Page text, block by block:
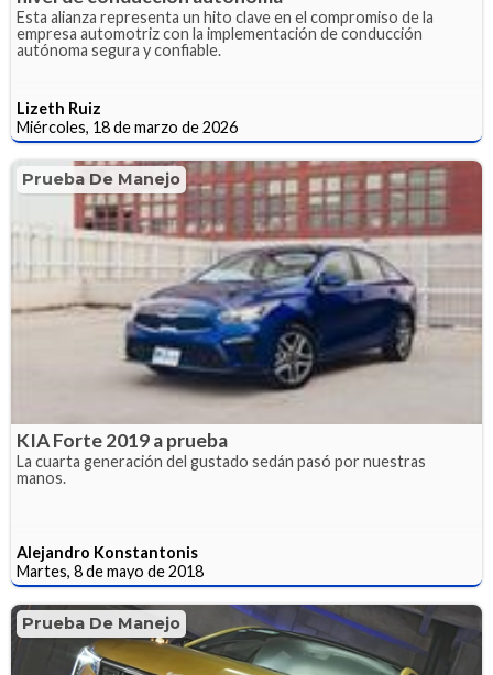
Esta alianza representa un hito clave en el compromiso de la
empresa automotriz con la implementación de conducción
autónoma segura y confiable.
Lizeth Ruiz
Miércoles, 18 de marzo de 2026
Prueba De Manejo
KIA Forte 2019 a prueba
La cuarta generación del gustado sedán pasó por nuestras
manos.
Alejandro Konstantonis
Martes, 8 de mayo de 2018
Prueba De Manejo